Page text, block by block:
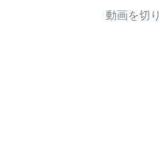
動画を切